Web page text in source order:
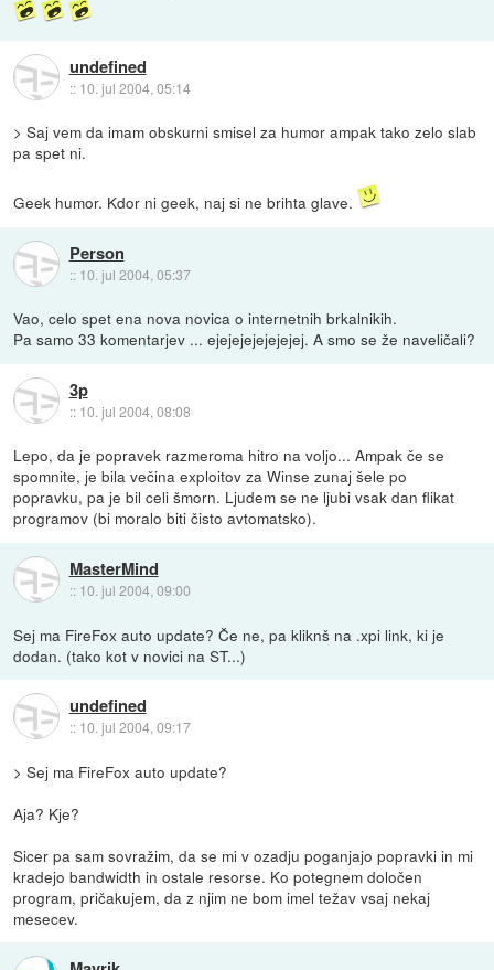
undefined
:: 10. jul 2004, 05:14
> Saj vem da imam obskurni smisel za humor ampak tako zelo slab
pa spet ni.
Geek humor. Kdor ni geek, naj si ne brihta glave.
Person
:: 10. jul 2004, 05:37
Vao, celo spet ena nova novica o internetnih brkalnikih.
Pa samo 33 komentarjev ... ejejejejejejejej. A smo se že naveličali?
3p
:: 10. jul 2004, 08:08
Lepo, da je popravek razmeroma hitro na voljo... Ampak če se
spomnite, je bila večina exploitov za Winse zunaj šele po
popravku, pa je bil celi šmorn. Ljudem se ne ljubi vsak dan flikat
programov (bi moralo biti čisto avtomatsko).
MasterMind
:: 10. jul 2004, 09:00
Sej ma FireFox auto update? Če ne, pa kliknš na .xpi link, ki je
dodan. (tako kot v novici na ST...)
undefined
:: 10. jul 2004, 09:17
> Sej ma FireFox auto update?
Aja? Kje?
Sicer pa sam sovražim, da se mi v ozadju poganjajo popravki in mi
kradejo bandwidth in ostale resorse. Ko potegnem določen
program, pričakujem, da z njim ne bom imel težav vsaj nekaj
mesecev.